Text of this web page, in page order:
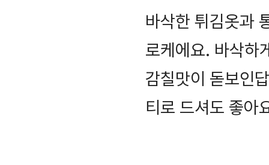
바삭한 튀김옷과
로케에요. 바삭하
감칠맛이 돋보인
티로 드셔도 좋아